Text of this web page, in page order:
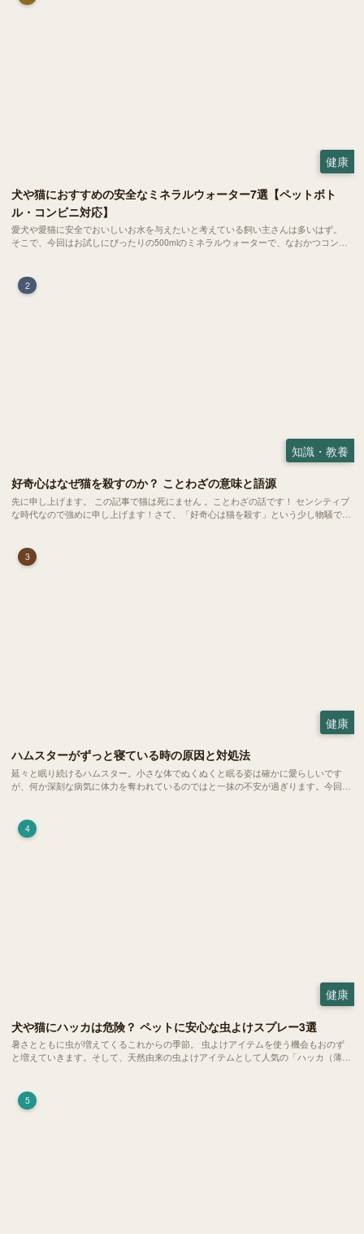
健康
犬や猫におすすめの安全なミネラルウォーター7選【ペットボト
ル・コンビニ対応】
愛犬や愛猫に安全でおいしいお水を与えたいと考えている飼い主さんは多いはず。
そこで、今回はお試しにぴったりの500mlのミネラルウォーターで、なおかつコンビ
2
知識・教養
好奇心はなぜ猫を殺すのか？ ことわざの意味と語源
先に申し上げます。 この記事で猫は死にません 。ことわざの話です！ センシティブ
な時代なので強めに申し上げます！さて、「好奇心は猫を殺す」という少し物騒で、
3
健康
ハムスターがずっと寝ている時の原因と対処法
延々と眠り続けるハムスター。小さな体でぬくぬくと眠る姿は確かに愛らしいです
が、何か深刻な病気に体力を奪われているのではと一抹の不安が過ぎります。今回
4
健康
犬や猫にハッカは危険？ ペットに安心な虫よけスプレー3選
暑さとともに虫が増えてくるこれからの季節。 虫よけアイテムを使う機会もおのず
と増えていきます。そして、天然由来の虫よけアイテムとして人気の「ハッカ（薄
5